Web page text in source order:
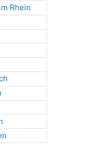
Rhein